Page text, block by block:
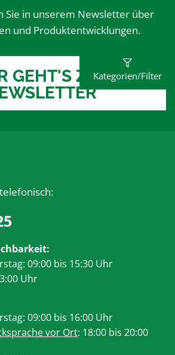
Kategorien/Filter
Sie in unserem Newsletter über
und Produktentwicklungen.
GEHT'S ZUM
09:00 bis 15:30 Uhr
Uhr
09:00 bis 16:00 Uhr
vor Ort: 18:00 bis 20:00